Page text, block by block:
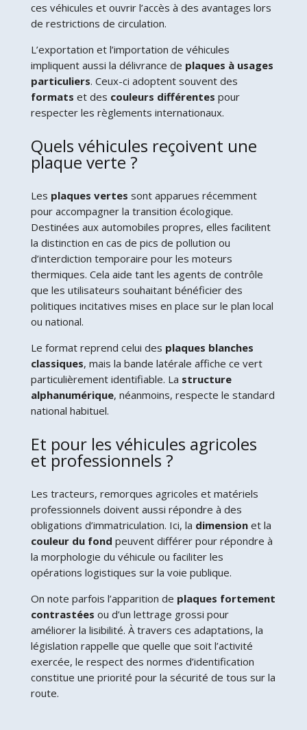
ces véhicules et ouvrir l’accès à des avantages lors
de restrictions de circulation.
L’exportation et l’importation de véhicules
impliquent aussi la délivrance de plaques à usages
particuliers. Ceux-ci adoptent souvent des
formats et des couleurs différentes pour
respecter les règlements internationaux.
Quels véhicules reçoivent une
plaque verte ?
Les plaques vertes sont apparues récemment
pour accompagner la transition écologique.
Destinées aux automobiles propres, elles facilitent
la distinction en cas de pics de pollution ou
d’interdiction temporaire pour les moteurs
thermiques. Cela aide tant les agents de contrôle
que les utilisateurs souhaitant bénéficier des
politiques incitatives mises en place sur le plan local
ou national.
Le format reprend celui des plaques blanches
classiques, mais la bande latérale affiche ce vert
particulièrement identifiable. La structure
alphanumérique, néanmoins, respecte le standard
national habituel.
Et pour les véhicules agricoles
et professionnels ?
Les tracteurs, remorques agricoles et matériels
professionnels doivent aussi répondre à des
obligations d’immatriculation. Ici, la dimensionet la
couleur du fond peuvent différer pour répondre à
la morphologie du véhicule ou faciliter les
opérations logistiques sur la voie publique.
On note parfois l’apparition de plaques fortement
contrastées ou d’un lettrage grossi pour
améliorer la lisibilité. À travers ces adaptations, la
législation rappelle que quelle que soit l’activité
exercée, le respect des normes d’identification
constitue une priorité pour la sécurité de tous sur la
route.